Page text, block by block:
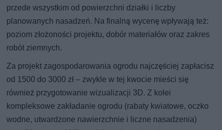
przede wszystkim od powierzchni działki i liczby
planowanych nasadzeń. Na finalną wycenę wpływają też:
poziom złożoności projektu, dobór materiałów oraz zakres
robót ziemnych.
Za projekt zagospodarowania ogrodu najczęściej zapłacisz
od 1500 do 3000 zł – zwykle w tej kwocie mieści się
również przygotowanie wizualizacji 3D. Z kolei
kompleksowe zakładanie ogrodu (rabaty kwiatowe, oczko
wodne, utwardzone nawierzchnie i liczne nasadzenia)